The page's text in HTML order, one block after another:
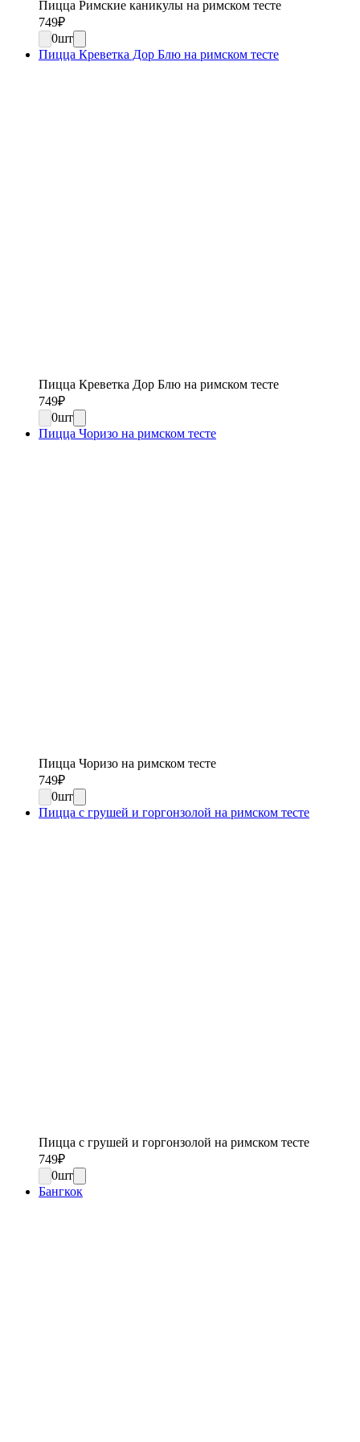
Пицца Римские каникулы на римском тесте
749₽
0шт
Пицца Креветка Дор Блю на римском тесте
Пицца Креветка Дор Блю на римском тесте
749₽
0шт
Пицца Чоризо на римском тесте
Пицца Чоризо на римском тесте
749₽
0шт
Пицца с грушей и горгонзолой на римском тесте
Пицца с грушей и горгонзолой на римском тесте
749₽
0шт
Бангкок